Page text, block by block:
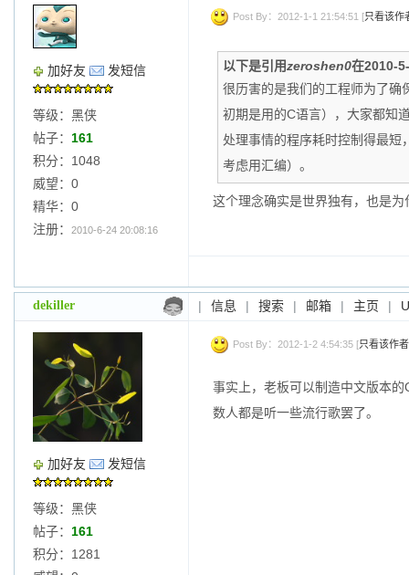
加好友 发短信
等级：黑侠
帖子： 161
积分：1048
威望：0
精华：0
注册：
2010-6-24 20:08:16
Post By：2012-1-1 21:54:51 [只看该作
以下是引用zeroshen0在2010-
很历害的是我们的工程师为了确
初期是用的C语言），大家都知
处理事情的程序耗时控制得最短
考虑用汇编）。
这个理念确实是世界独有，也是
dekiller | 信息 | 搜索 | 邮箱 | 主页 |
加好友 发短信
等级：黑侠
帖子： 161
积分：1281
Post By：2012-1-2 4:54:35 [只看该作者
事实上，老板可以制造中文版本
数人都是听一些流行歌罢了。